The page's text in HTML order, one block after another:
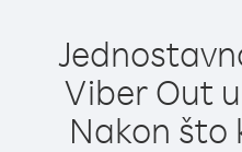
Viber Out
Nakon što